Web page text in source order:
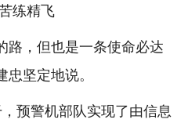
精飞
，但也是一条使命必达
忠坚定地说。
警机部队实现了由信息